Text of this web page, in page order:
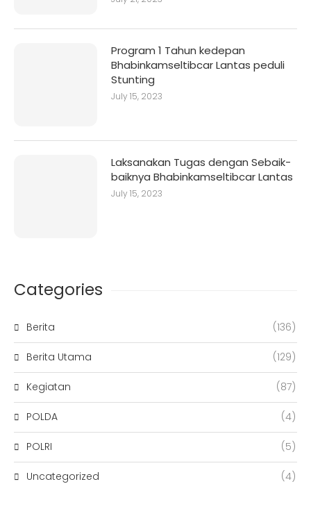
Program 1 Tahun kedepan
Bhabinkamseltibcar Lantas peduli
Stunting
July 15, 2023
Laksanakan Tugas dengan Sebaik-
baiknya Bhabinkamseltibcar Lantas
July 15, 2023
Categories
Berita (136)
Berita Utama (129)
Kegiatan (87)
POLDA (4)
POLRI (5)
Uncategorized (4)